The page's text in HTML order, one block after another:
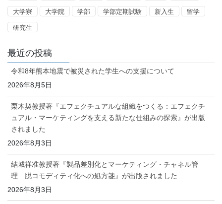
大学寮 大学院 学部 学部定期試験 新入生 留学
研究生
最近の投稿
令和8年熊本地震で被災された学生への支援について
2026年8月5日
栗木契教授著『エフェクチュアルな組織をつくる：エフェクチ
ュアル・マーケティングを支える新たな仕組みの探索』が出版
されました
2026年8月3日
結城祥准教授著『製品差別化とマーケティング・チャネル管
理 脱コモディティ化への処方箋』が出版されました
2026年8月3日